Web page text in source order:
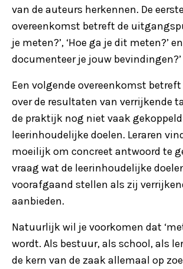
van de auteurs herkennen. De eerste
overeenkomst betreft de
je meten?’, ‘Hoe ga je dit meten?’ en
documenteer je jouw bevindingen?’
Een volgende overeenkomst
over de resultaten van verrijkende
de praktijk nog niet vaak
leerinhoudelijke doelen. Leraren
moeilijk om concreet antwoord te
vraag wat de leerinhoudelijke
voorafgaand stellen als zij
aanbieden.
Natuurlijk wil je voorkomen dat
wordt. Als bestuur, als school, als
de kern van de zaak allemaal op